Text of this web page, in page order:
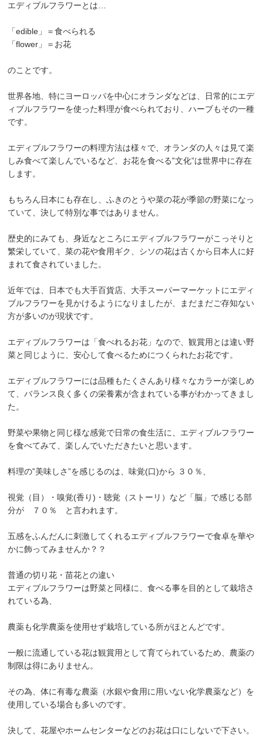
エディブルフラワーとは…
「edible」＝食べられる
「flower」＝お花
のことです。
世界各地、特にヨーロッパを中心にオランダなどは、日常的にエデ
ィブルフラワーを使った料理が食べられており、ハーブもその一種
です。
エディブルフラワーの料理方法は様々で、オランダの人々は見て楽
しみ食べて楽しんでいるなど、お花を食べる‟文化”は世界中に存在
します。
もちろん日本にも存在し、ふきのとうや菜の花が季節の野菜になっ
ていて、決して特別な事ではありません。
歴史的にみても、身近なところにエディブルフラワーがこっそりと
繁栄していて、菜の花や食用ギク、シソの花は古くから日本人に好
まれて食されていました。
近年では、日本でも大手百貨店、大手スーパーマーケットにエディ
ブルフラワーを見かけるようになりましたが、まだまだご存知ない
方が多いのが現状です。
エディブルフラワーは「食べれるお花」なので、観賞用とは違い野
菜と同じように、安心して食べるためにつくられたお花です。
エディブルフラワーには品種もたくさんあり様々なカラーが楽しめ
て、バランス良く多くの栄養素が含まれている事がわかってきまし
た。
野菜や果物と同じ様な感覚で日常の食生活に、エディブルフラワー
を食べてみて、楽しんでいただきたいと思います。
料理の‟美味しさ”を感じるのは、味覚(口)から ３０％、
視覚（目）・嗅覚(香り)・聴覚（ストーリ）など「脳」で感じる部
分が ７０％ と言われます。
五感をふんだんに刺激してくれるエディブルフラワーで食卓を華や
かに飾ってみませんか？？
普通の切り花・苗花との違い
エディブルフラワーは野菜と同様に、食べる事を目的として栽培さ
れている為、
農薬も化学農薬を使用せず栽培している所がほとんどです。
一般に流通している花は観賞用として育てられているため、農薬の
制限は得にありません。
その為、体に有毒な農薬（水銀や食用に用いない化学農薬など）を
使用している場合も多いのです。
決して、花屋やホームセンターなどのお花は口にしないで下さい。